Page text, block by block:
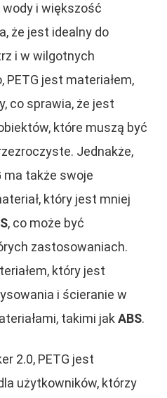
wody i większość
że jest idealny do
i w wilgotnych
jest materiałem,
co sprawia, że jest
które muszą być
Jednakże,
ma także swoje
który jest mniej
, co może być
zastosowaniach.
który jest
i ścieranie w
takimi jak ABS.
2.0, PETG jest
użytkowników, którzy